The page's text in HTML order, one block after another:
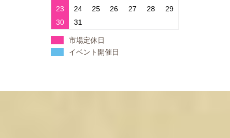
23
24 25 26 27 28
29
30
31
市場定休日
イベント開催日